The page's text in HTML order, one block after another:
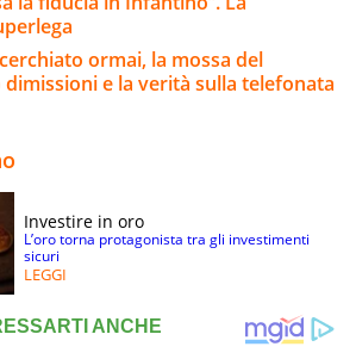
ormai, la mossa del
e la verità sulla telefonata
Investire in oro
L’oro torna protagonista tra gli investimenti
sicuri
LEGGI